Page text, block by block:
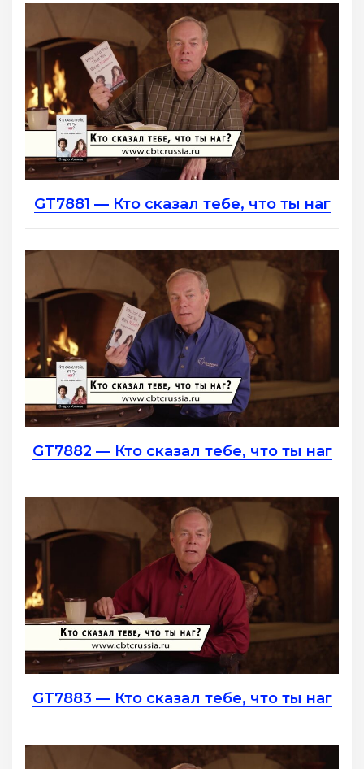
GT7881 — Кто сказал тебе, что ты наг
GT7882 — Кто сказал тебе, что ты наг
GT7883 — Кто сказал тебе, что ты наг